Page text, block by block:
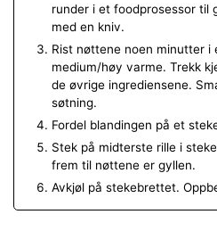
runder i et foodprosessor til
med en kniv.
Rist nøttene noen minutter i
medium/høy varme. Trekk
de øvrige ingrediensene.
søtning.
Fordel blandingen på et
Stek på midterste rille i
frem til nøttene er gyllen.
Avkjøl på stekebrettet.